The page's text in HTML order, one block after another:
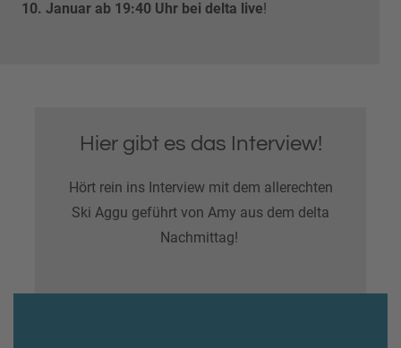
10. Januar ab 19:40 Uhr bei delta live!
Hier gibt es das Interview!
Hört rein ins Interview mit dem allerechten
Ski Aggu geführt von Amy aus dem delta
Nachmittag!